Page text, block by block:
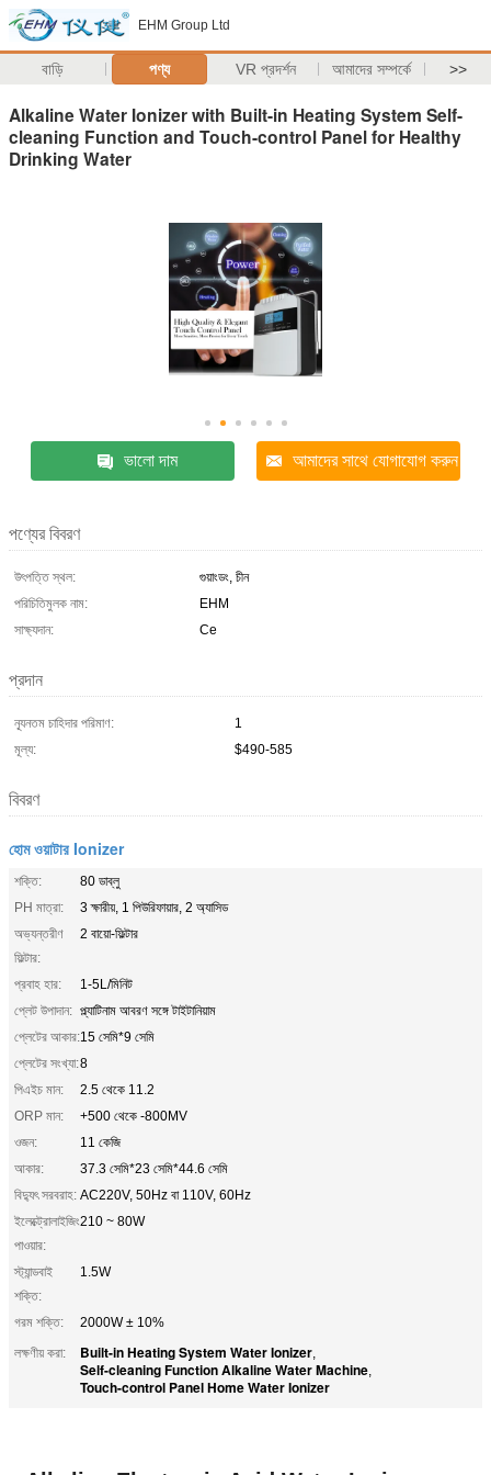
EHM Group Ltd
বাড়ি পণ্য VR প্রদর্শন আমাদের সম্পর্কে >>
Alkaline Water Ionizer with Built-in Heating System Self-
cleaning Function and Touch-control Panel for Healthy
Drinking Water
ভালো দাম আমাদের সাথে যোগাযোগ করুন
পণ্যের বিবরণ
উৎপত্তি স্থল:
গুয়াংডং, চীন
পরিচিতিমুলক নাম:
EHM
সাক্ষ্যদান:
Ce
প্রদান
ন্যূনতম চাহিদার পরিমাণ:
1
মূল্য:
$490-585
বিবরণ
হোম ওয়াটার Ionizer
শক্তি:
80 ডাব্লু
PH মাত্রা:
3 ক্ষারীয়, 1 পিউরিফায়ার, 2 অ্যাসিড
অভ্যন্তরীণ
ফিল্টার:
2 বায়ো-ফিল্টার
প্রবাহ হার:
1-5L/মিনিট
প্লেট উপাদান: প্ল্যাটিনাম আবরণ সঙ্গে টাইটানিয়াম
প্লেটের আকার:15 সেমি*9 সেমি
প্লেটের সংখ্যা:8
পিএইচ মান:
2.5 থেকে 11.2
ORP মান:
+500 থেকে -800MV
ওজন:
11 কেজি
আকার:
37.3 সেমি*23 সেমি*44.6 সেমি
বিদ্যুৎ সরবরাহ: AC220V, 50Hz বা 110V, 60Hz
ইলেক্ট্রোলাইজিং
পাওয়ার:
210 ~ 80W
স্ট্যান্ডবাই
শক্তি:
1.5W
গরম শক্তি:
2000W ± 10%
লক্ষণীয় করা:
Built-in Heating System Water Ionizer,
Self-cleaning Function Alkaline Water Machine,
Touch-control Panel Home Water Ionizer